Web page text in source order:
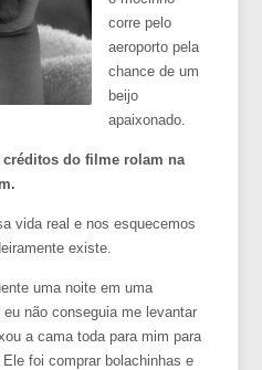
corre pelo
aeroporto pela
chance de um
beijo
apaixonado.
créditos do filme rolam na
vida real e nos esquecemos
existe.
uma noite em uma
não conseguia me levantar
a cama toda para mim para
foi comprar bolachinhas e